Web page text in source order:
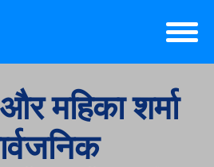
महिका शर्मा